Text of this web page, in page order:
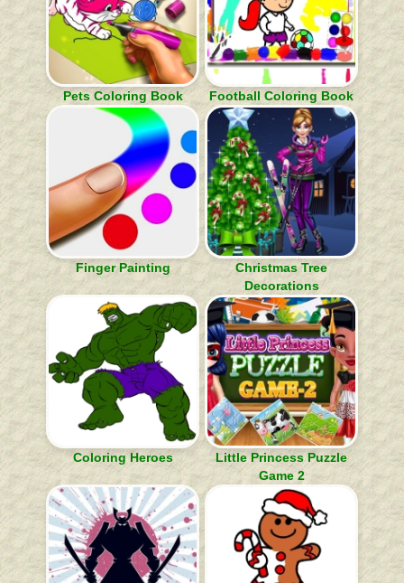
Pets Coloring Book Football Coloring Book
Finger Painting
Christmas Tree
Decorations
Coloring Heroes
Little Princess Puzzle
Game 2